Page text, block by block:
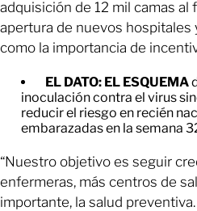
adquisición de 12 mil camas al
apertura de nuevos hospitales
como la importancia de
EL DATO: EL ESQUEMA
inoculación contra el virus
reducir el riesgo en recién
embarazadas en la semana
“Nuestro objetivo es seguir
enfermeras, más centros de
importante, la salud